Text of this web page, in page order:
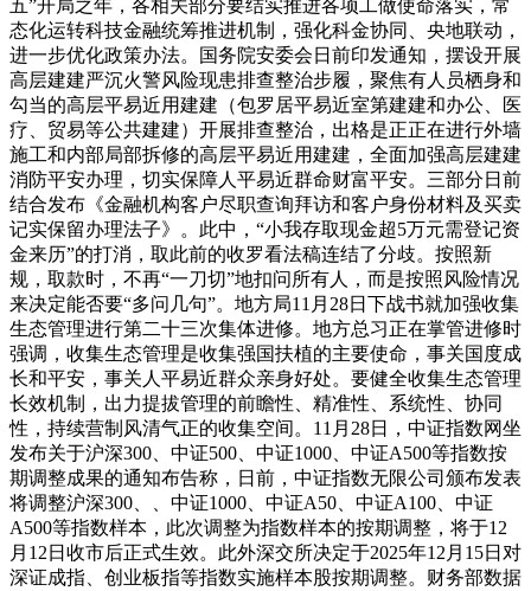
五”开局之年，各相关部分要结实推进各项工做使命落实，常
态化运转科技金融统筹推进机制，强化科金协同、央地联动，
进一步优化政策办法。国务院安委会日前印发通知，摆设开展
高层建建严沉火警风险现患排查整治步履，聚焦有人员栖身和
勾当的高层平易近用建建（包罗居平易近室第建建和办公、医
疗、贸易等公共建建）开展排查整治，出格是正正在进行外墙
施工和内部局部拆修的高层平易近用建建，全面加强高层建建
消防平安办理，切实保障人平易近群命财富平安。三部分日前
结合发布《金融机构客户尽职查询拜访和客户身份材料及买卖
记实保留办理法子》。此中，“小我存取现金超5万元需登记资
金来历”的打消，取此前的收罗看法稿连结了分歧。按照新
规，取款时，不再“一刀切”地扣问所有人，而是按照风险情况
来决定能否要“多问几句”。地方局11月28日下战书就加强收集
生态管理进行第二十三次集体进修。地方总习正在掌管进修时
强调，收集生态管理是收集强国扶植的主要使命，事关国度成
长和平安，事关人平易近群众亲身好处。要健全收集生态管理
长效机制，出力提拔管理的前瞻性、精准性、系统性、协同
性，持续营制风清气正的收集空间。11月28日，中证指数网坐
发布关于沪深300、中证500、中证1000、中证A500等指数按
期调整成果的通知布告称，日前，中证指数无限公司颁布发表
将调整沪深300、、中证1000、中证A50、中证A100、中证
A500等指数样本，此次调整为指数样本的按期调整，将于12
月12日收市后正式生效。此外深交所决定于2025年12月15日对
深证成指、创业板指等指数实施样本股按期调整。财务部数据